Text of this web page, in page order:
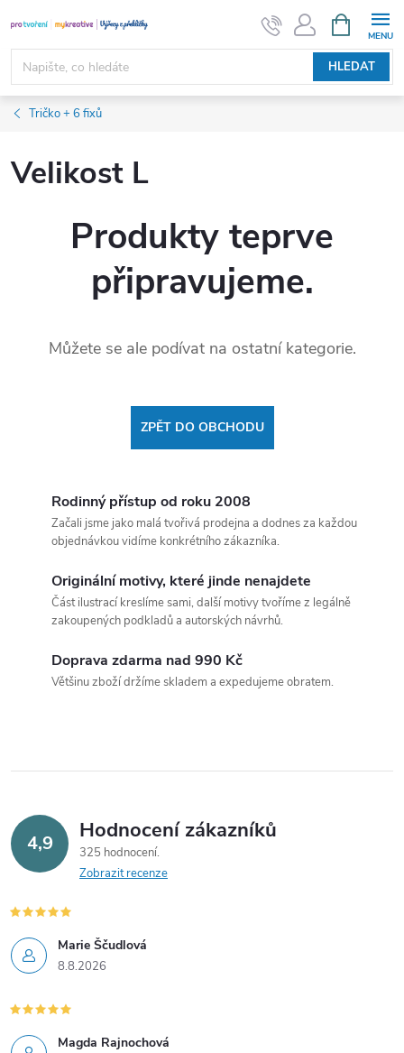
na
obsah
HLEDAT
NÁKUPNÍ
KOŠÍK
Tričko + 6 fixů
Velikost L
Produkty teprve
připravujeme.
Můžete se ale podívat na ostatní kategorie.
ZPĚT DO OBCHODU
Rodinný přístup od roku 2008
Začali jsme jako malá tvořivá prodejna a dodnes za každou
objednávkou vidíme konkrétního zákazníka.
Originální motivy, které jinde nenajdete
Část ilustrací kreslíme sami, další motivy tvoříme z legálně
zakoupených podkladů a autorských návrhů.
Doprava zdarma nad 990 Kč
Většinu zboží držíme skladem a expedujeme obratem.
4,9 Hodnocení zákazníků
325 hodnocení
Zobrazit recenze
Marie Ščudlová
8.8.2026
Magda Rajnochová